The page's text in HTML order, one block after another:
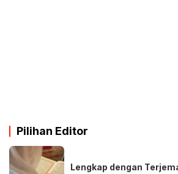
Pilihan Editor
Lengkap dengan